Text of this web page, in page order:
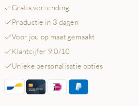
Gratis verzending
Productie in 3 dagen
Voor jou op maat gemaakt
Klantcijfer 9,0/10
Unieke personalisatie opties